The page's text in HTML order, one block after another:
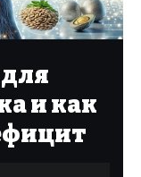
и как